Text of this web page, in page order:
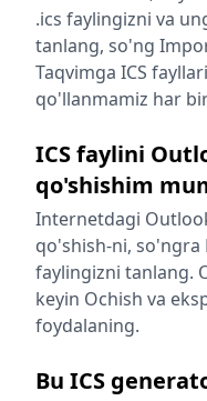
.ics faylingizni va
tanlang, so'ng
Taqvimga ICS
qo'llanmamiz har
ICS faylini
qo'shishim
Internetdagi
qo'shish-ni, so'ngra
faylingizni tanlang.
keyin Ochish va
foydalaning.
Bu ICS